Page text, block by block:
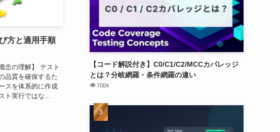
方と適用手順
念の理解】 テスト
品質を確保するた
スを体系的に作成
ト実行ではな...
【コード解説付き】C0/C1/C2/MCCカバレッジ
とは？分岐網羅・条件網羅の違い
7004